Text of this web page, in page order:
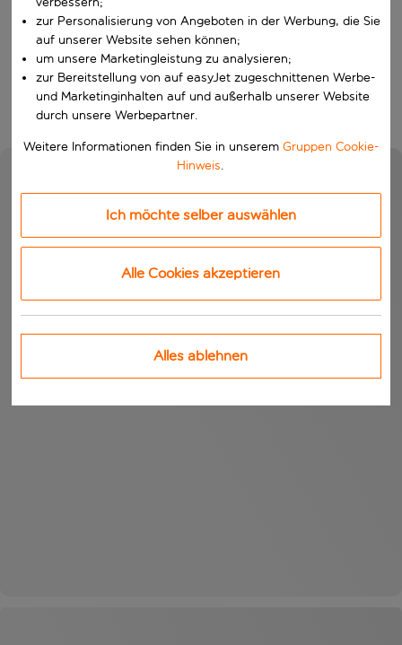
Suchen
zur Personalisierung von Angeboten in der Werbung, die Sie
auf unserer Website sehen können;
um unsere Marketingleistung zu analysieren;
zur Bereitstellung von auf easyJet zugeschnittenen Werbe-
und Marketinginhalten auf und außerhalb unserer Website
durch unsere Werbepartner.
Weitere Informationen finden Sie in unserem Gruppen Cookie-
Hinweis.
Ich möchte selber auswählen
Alle Cookies akzeptieren
Alles ablehnen